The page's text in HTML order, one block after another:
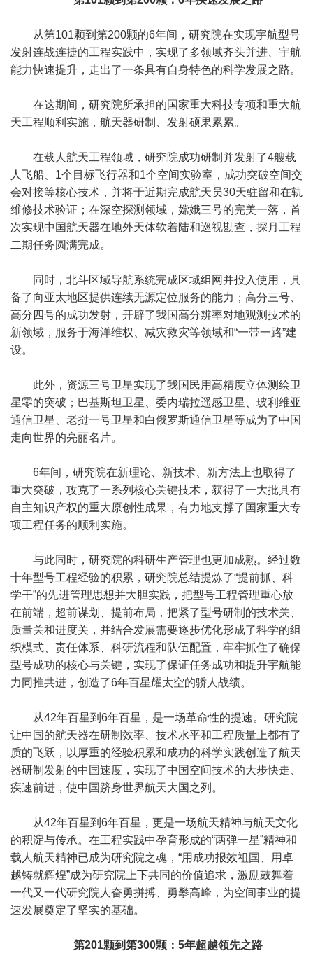
从第101颗到第200颗的6年间，研究院在实现宇航型号
发射连战连捷的工程实践中，实现了多领域齐头并进、宇航
能力快速提升，走出了一条具有自身特色的科学发展之路。
在这期间，研究院所承担的国家重大科技专项和重大航
天工程顺利实施，航天器研制、发射硕果累累。
在载人航天工程领域，研究院成功研制并发射了4艘载
人飞船、1个目标飞行器和1个空间实验室，成功突破空间交
会对接等核心技术，并将于近期完成航天员30天驻留和在轨
维修技术验证；在深空探测领域，嫦娥三号的完美一落，首
次实现中国航天器在地外天体软着陆和巡视勘查，探月工程
二期任务圆满完成。
同时，北斗区域导航系统完成区域组网并投入使用，具
备了向亚太地区提供连续无源定位服务的能力；高分三号、
高分四号的成功发射，开辟了我国高分辨率对地观测技术的
新领域，服务于海洋维权、减灾救灾等领域和“一带一路”建
设。
此外，资源三号卫星实现了我国民用高精度立体测绘卫
星零的突破；巴基斯坦卫星、委内瑞拉遥感卫星、玻利维亚
通信卫星、老挝一号卫星和白俄罗斯通信卫星等成为了中国
走向世界的亮丽名片。
6年间，研究院在新理论、新技术、新方法上也取得了
重大突破，攻克了一系列核心关键技术，获得了一大批具有
自主知识产权的重大原创性成果，有力地支撑了国家重大专
项工程任务的顺利实施。
与此同时，研究院的科研生产管理也更加成熟。经过数
十年型号工程经验的积累，研究院总结提炼了“提前抓、科
学干”的先进管理思想并大胆实践，把型号工程管理重心放
在前端，超前谋划、提前布局，把紧了型号研制的技术关、
质量关和进度关，并结合发展需要逐步优化形成了科学的组
织模式、责任体系、科研流程和队伍配置，牢牢抓住了确保
型号成功的核心与关键，实现了保证任务成功和提升宇航能
力同推共进，创造了6年百星耀太空的骄人战绩。
从42年百星到6年百星，是一场革命性的提速。研究院
让中国的航天器在研制效率、技术水平和工程质量上都有了
质的飞跃，以厚重的经验积累和成功的科学实践创造了航天
器研制发射的中国速度，实现了中国空间技术的大步快走、
疾速前进，使中国跻身世界航天大国之列。
从42年百星到6年百星，更是一场航天精神与航天文化
的积淀与传承。在工程实践中孕育形成的“两弹一星”精神和
载人航天精神已成为研究院之魂，“用成功报效祖国、用卓
越铸就辉煌”成为研究院上下共同的价值追求，激励鼓舞着
一代又一代研究院人奋勇拼搏、勇攀高峰，为空间事业的提
速发展奠定了坚实的基础。
第201颗到第300颗：5年超越领先之路